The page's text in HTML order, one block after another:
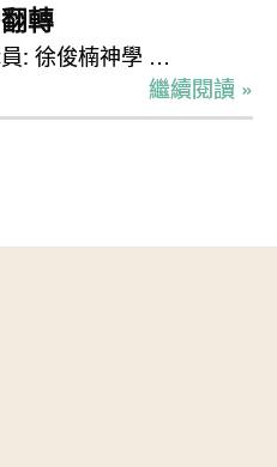
轉
: 徐俊楠神學 …
繼續閱讀 »